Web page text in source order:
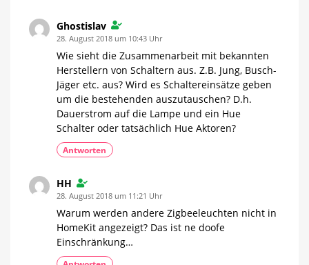
Ghostislav
28. August 2018 um 10:43 Uhr
Wie sieht die Zusammenarbeit mit bekannten
Herstellern von Schaltern aus. Z.B. Jung, Busch-
Jäger etc. aus? Wird es Schaltereinsätze geben
um die bestehenden auszutauschen? D.h.
Dauerstrom auf die Lampe und ein Hue
Schalter oder tatsächlich Hue Aktoren?
Antworten
HH
28. August 2018 um 11:21 Uhr
Warum werden andere Zigbeeleuchten nicht in
HomeKit angezeigt? Das ist ne doofe
Einschränkung…